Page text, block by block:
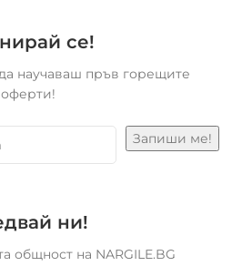
се!
научаваш пръв горещите
оферти!
ни!
общност на NARGILE.BG